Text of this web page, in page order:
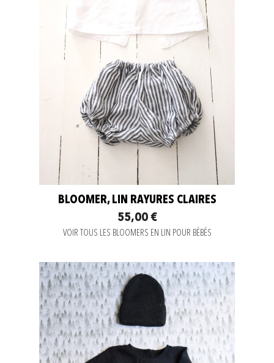
BLOOMER, LIN RAYURES CLAIRES
55,00 €
VOIR TOUS LES BLOOMERS EN LIN POUR BÉBÉS